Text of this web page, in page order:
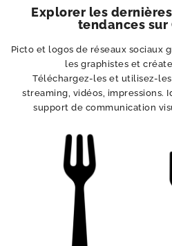
Explorer les
tendances
Picto et logos de réseaux sociaux
les graphistes et
Téléchargez-les et utilisez-les
streaming, vidéos, impressions.
support de communication